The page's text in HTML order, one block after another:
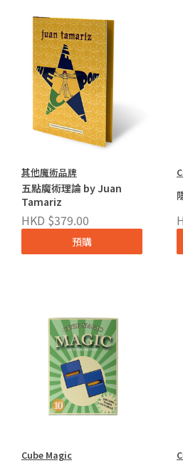
其他魔術品牌
五點魔術理論 by Juan
Tamariz
HKD $379.00
預購
Cube Magic